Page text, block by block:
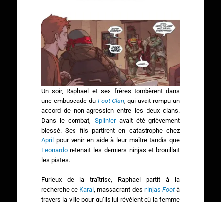
Un soir, Raphael et ses frères tombèrent dans
une embuscade du Foot Clan, qui avait rompu un
accord de non-agression entre les deux clans.
Dans le combat, Splinteravait été grièvement
blessé. Ses fils partirent en catastrophe chez
April pour venir en aide à leur maître tandis que
Leonardoretenait les derniers ninjas et brouillait
les pistes.
Furieux de la traîtrise, Raphael partit à la
recherche de Karai , massacrant des ninjasFootà
travers la ville pour qu’ils lui révèlent où la femme